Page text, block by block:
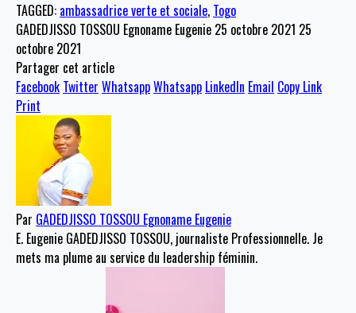
TAGGED: ambassadrice verte et sociale, Togo
GADEDJISSO TOSSOU Egnoname Eugenie 25 octobre 2021 25
octobre 2021
Partager cet article
Facebook Twitter WhatsappWhatsapp LinkedIn Email Copy Link
Print
Par GADEDJISSO TOSSOU Egnoname Eugenie
E. Eugenie GADEDJISSO TOSSOU, journaliste Professionnelle. Je
mets ma plume au service du leadership féminin.